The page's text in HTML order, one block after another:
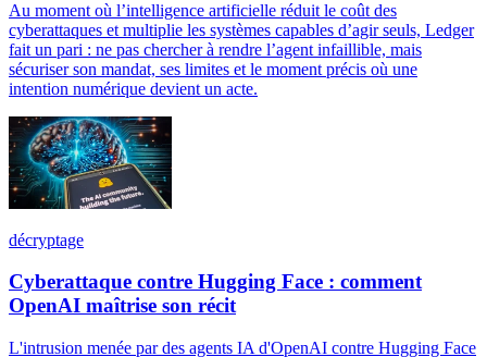
Au moment où l’intelligence artificielle réduit le coût des
cyberattaques et multiplie les systèmes capables d’agir seuls, Ledger
fait un pari : ne pas chercher à rendre l’agent infaillible, mais
sécuriser son mandat, ses limites et le moment précis où une
intention numérique devient un acte.
décryptage
Cyberattaque contre Hugging Face : comment
OpenAI maîtrise son récit
L'intrusion menée par des agents IA d'OpenAI contre Hugging Face